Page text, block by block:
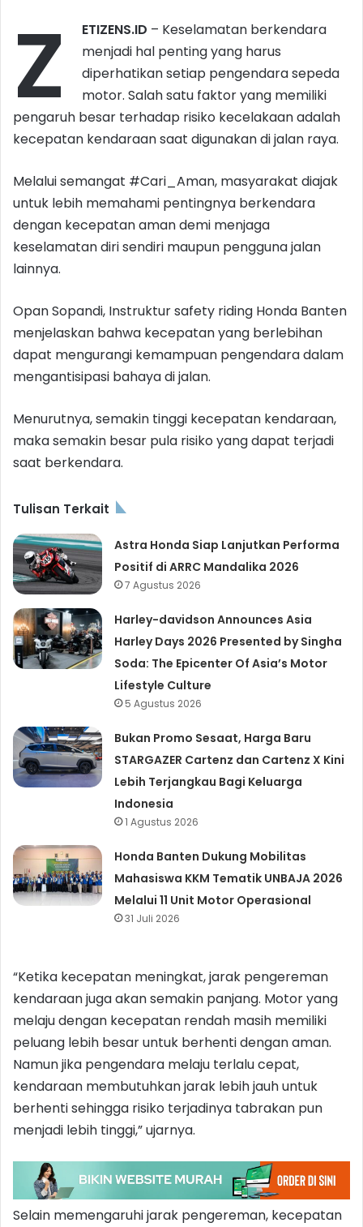
Z ETIZENS.ID – Keselamatan berkendara
menjadi hal penting yang harus
diperhatikan setiap pengendara sepeda
motor. Salah satu faktor yang memiliki
pengaruh besar terhadap risiko kecelakaan adalah
kecepatan kendaraan saat digunakan di jalan raya.
Melalui semangat #Cari_Aman, masyarakat diajak
untuk lebih memahami pentingnya berkendara
dengan kecepatan aman demi menjaga
keselamatan diri sendiri maupun pengguna jalan
lainnya.
Opan Sopandi, Instruktur safety riding Honda Banten
menjelaskan bahwa kecepatan yang berlebihan
dapat mengurangi kemampuan pengendara dalam
mengantisipasi bahaya di jalan.
Menurutnya, semakin tinggi kecepatan kendaraan,
maka semakin besar pula risiko yang dapat terjadi
saat berkendara.
Tulisan Terkait
Astra Honda Siap Lanjutkan Performa
Positif di ARRC Mandalika 2026
7 Agustus 2026
Harley-davidson Announces Asia
Harley Days 2026 Presented by Singha
Soda: The Epicenter Of Asia’s Motor
Lifestyle Culture
5 Agustus 2026
Bukan Promo Sesaat, Harga Baru
STARGAZER Cartenz dan Cartenz X Kini
Lebih Terjangkau Bagi Keluarga
Indonesia
1 Agustus 2026
Honda Banten Dukung Mobilitas
Mahasiswa KKM Tematik UNBAJA 2026
Melalui 11 Unit Motor Operasional
31 Juli 2026
“Ketika kecepatan meningkat, jarak pengereman
kendaraan juga akan semakin panjang. Motor yang
melaju dengan kecepatan rendah masih memiliki
peluang lebih besar untuk berhenti dengan aman.
Namun jika pengendara melaju terlalu cepat,
kendaraan membutuhkan jarak lebih jauh untuk
berhenti sehingga risiko terjadinya tabrakan pun
menjadi lebih tinggi,” ujarnya.
Selain memengaruhi jarak pengereman, kecepatan